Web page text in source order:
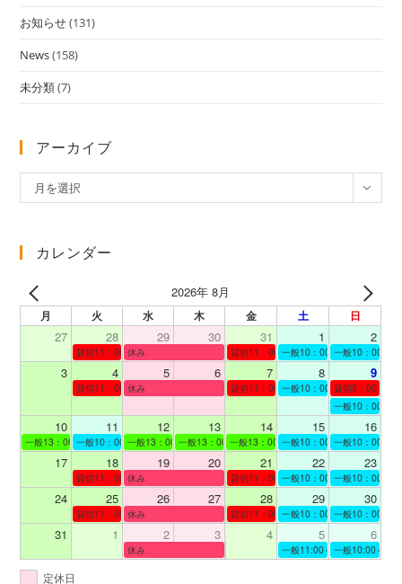
お知らせ(131)
News(158)
未分類(7)
アーカイブ
ー
イ
月を選択
カレンダー
2026年 8月
月 火 水 木 金 土 日
27 28 29 30 31 1 2
貸切11：00～12：00
休み 貸切11：00～12：00一般10：00～19：00
一般10：00～
3 4 5 6 7 8 9
貸切11：00～12：00
休み 貸切11：00～12：00一般10：00～19：00
貸切9：00～10
一般10：00～
10 11 12 13 14 15 16
一般13：00～19：00一般10：00～19：00一般13：00～19：00一般13：00～19：00一般13：00～19：00一般10：00～19：00
一般10：00～
17 18 19 20 21 22 23
貸切11：00～12：00
休み 貸切11：00～13：00一般10：00～19：00
一般10：00～
24 25 26 27 28 29 30
貸切11：00～12：00
休み 貸切11：00～12：00一般10：00～19：00
一般10：00～
31 1 2 3 4 5 6
休み 一般11:00～19:00一般10:00～
定休日